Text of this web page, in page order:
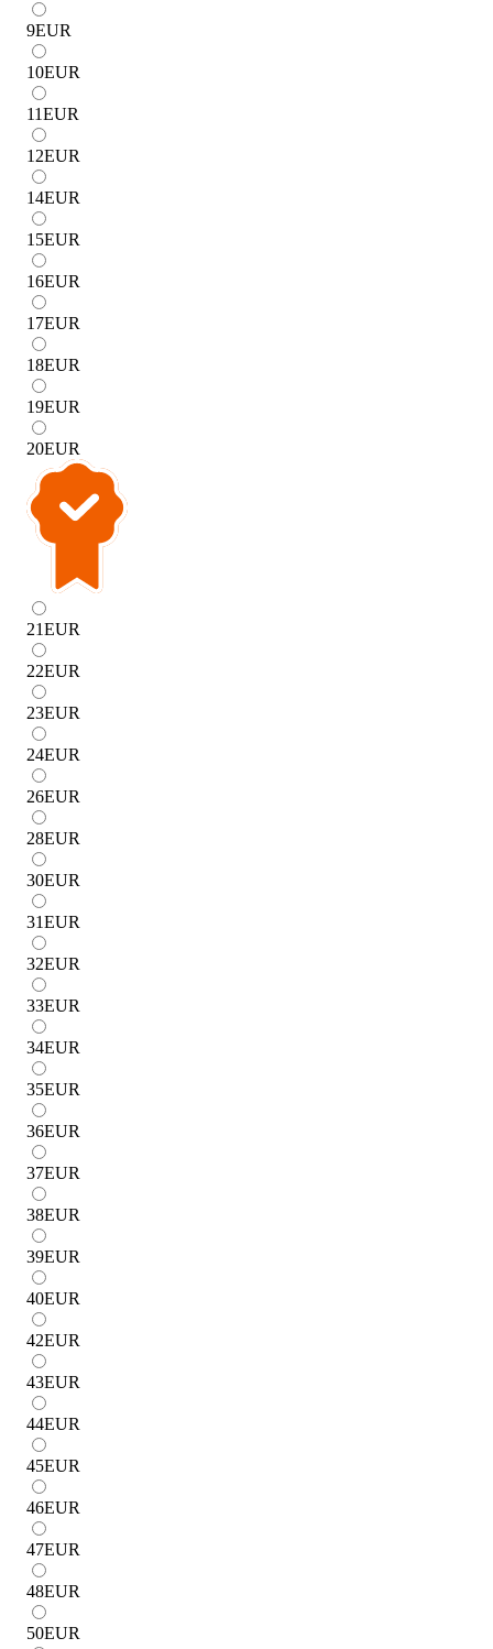
9EUR
10EUR
11EUR
12EUR
14EUR
15EUR
16EUR
17EUR
18EUR
19EUR
20EUR
21EUR
22EUR
23EUR
24EUR
26EUR
28EUR
30EUR
31EUR
32EUR
33EUR
34EUR
35EUR
36EUR
37EUR
38EUR
39EUR
40EUR
42EUR
43EUR
44EUR
45EUR
46EUR
47EUR
48EUR
50EUR